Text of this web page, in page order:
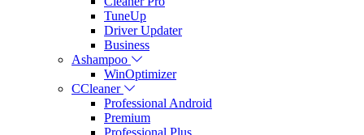
TuneUp
Driver Updater
Business
Ashampoo
WinOptimizer
CCleaner
Professional Android
Premium
Professional Plus